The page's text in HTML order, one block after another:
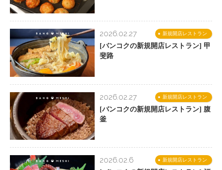
新規開店レストラン
2026.02.27
[バンコクの新規開店レストラン] 甲
斐路
新規開店レストラン
2026.02.27
[バンコクの新規開店レストラン] 腹
釜
新規開店レストラン
2026.02.6